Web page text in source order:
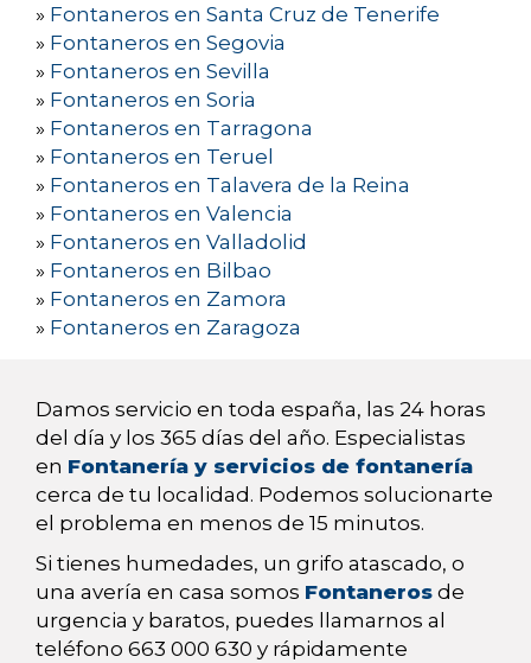
» Fontaneros en Santa Cruz de Tenerife
» Fontaneros en Segovia
» Fontaneros en Sevilla
» Fontaneros en Soria
» Fontaneros en Tarragona
» Fontaneros en Teruel
» Fontaneros en Talavera de la Reina
» Fontaneros en Valencia
» Fontaneros en Valladolid
» Fontaneros en Bilbao
» Fontaneros en Zamora
» Fontaneros en Zaragoza
Damos servicio en toda españa, las 24 horas
del día y los 365 días del año. Especialistas
en Fontanería y servicios de fontanería
cerca de tu localidad. Podemos solucionarte
el problema en menos de 15 minutos.
Si tienes humedades, un grifo atascado, o
una avería en casa somos Fontaneros de
urgencia y baratos, puedes llamarnos al
teléfono 663 000 630 y rápidamente